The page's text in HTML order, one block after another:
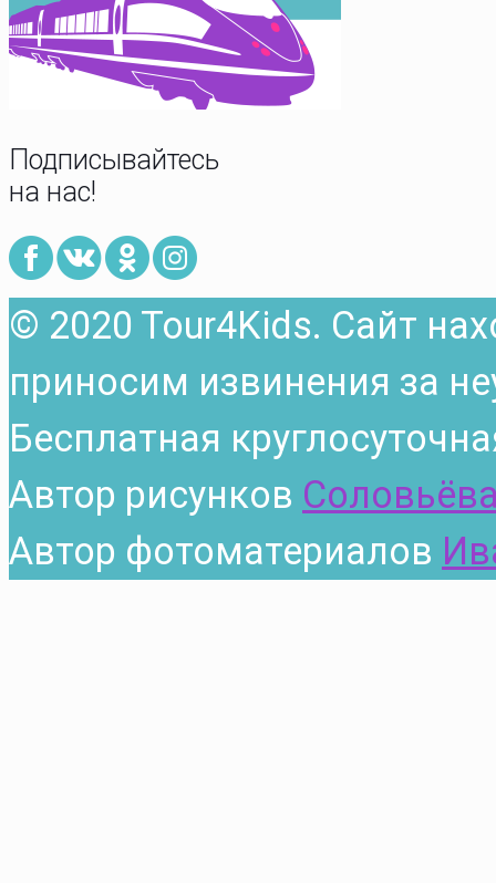
Подписывайтесь
на нас!
© 2020 Tour4Kids. Сайт
приносим извинения за
Бесплатная
Автор рисунков
Автор фотоматериалов